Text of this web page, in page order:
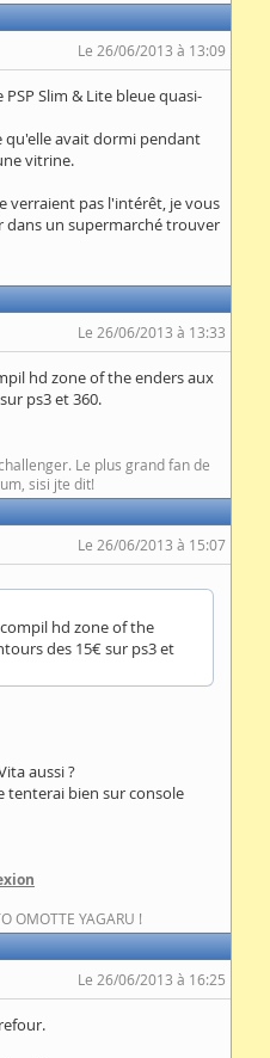
Le 26/06/2013 à 13:09
Slim & Lite bleue quasi-
qu'elle avait dormi pendant
vitrine.
verraient pas l'intérêt, je vous
dans un supermarché trouver
Le 26/06/2013 à 13:33
hd zone of the enders aux
ps3 et 360.
Le plus grand fan de
sisi jte dit!
Le 26/06/2013 à 15:07
hd zone of the
des 15€ sur ps3 et
aussi ?
tenterai bien sur console
OMOTTE YAGARU !
Le 26/06/2013 à 16:25